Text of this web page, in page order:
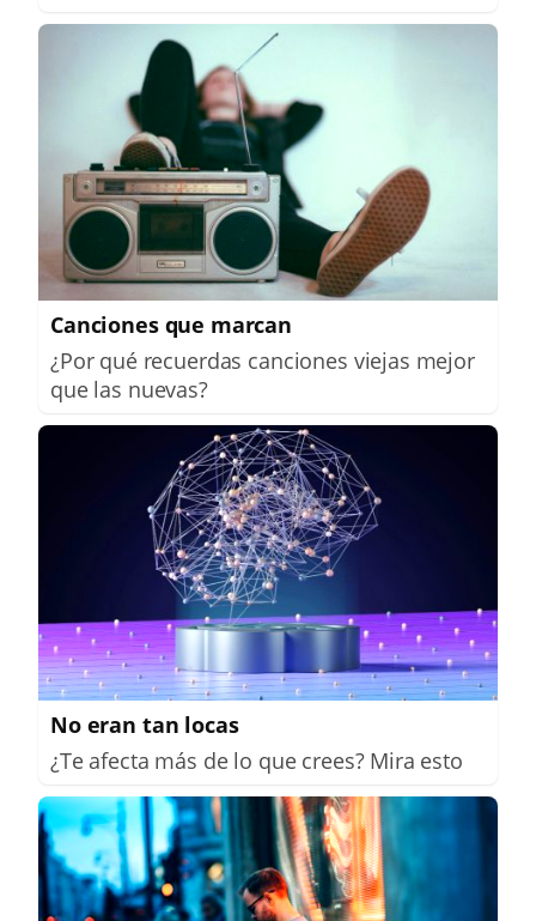
Canciones que marcan
¿Por qué recuerdas canciones viejas mejor
que las nuevas?
No eran tan locas
¿Te afecta más de lo que crees? Mira esto